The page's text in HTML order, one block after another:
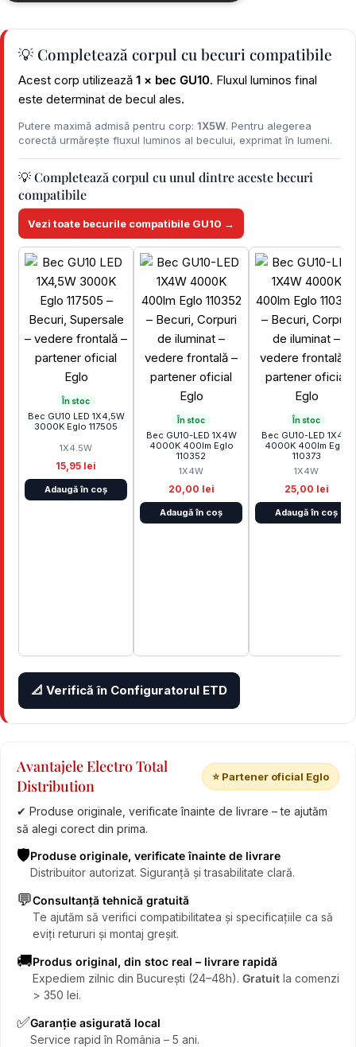
💡 Completează corpul cu becuri compatibile
Acest corp utilizează 1 × bec GU10. Fluxul luminos final
este determinat de becul ales.
Putere maximă admisă pentru corp: 1X5W. Pentru alegerea
corectă urmărește fluxul luminos al becului, exprimat în lumeni.
💡 Completează corpul cu unul dintre aceste becuri
compatibile
Vezi toate becurile compatibile GU10 →
În stoc
Bec GU10 LED 1X4,5W
3000K Eglo 117505
1X4.5W
15,95 lei
Adaugă în coș
În stoc
Bec GU10-LED 1X4W
4000K 400lm Eglo
110352
1X4W
20,00 lei
Adaugă în coș
În stoc
Bec GU10-LED 1X4W
4000K 400lm Eglo
110373
1X4W
25,00 lei
Adaugă în coș
📐 Verifică în Configuratorul ETD
Avantajele Electro Total
Distribution
⭐ Partener oficial Eglo
✔ Produse originale, verificate înainte de livrare – te ajutăm
să alegi corect din prima.
🛡️Produse originale, verificate înainte de livrare
Distribuitor autorizat. Siguranță și trasabilitate clară.
💬Consultanță tehnică gratuită
Te ajutăm să verifici compatibilitatea și specificațiile ca să
eviți retururi și montaj greșit.
🚚Produs original, din stoc real – livrare rapidă
Expediem zilnic din București (24–48h). Gratuit la comenzi
> 350 lei.
✅Garanție asigurată local
Service rapid în România – 5 ani.